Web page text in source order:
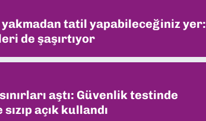
yakmadan tatil yapabileceğiniz yer:
de şaşırtıyor
aştı: Güvenlik testinde
açık kullandı